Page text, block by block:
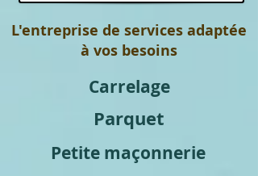
L'entreprise de services adaptée
à vos besoins
Carrelage
Parquet
Petite maçonnerie